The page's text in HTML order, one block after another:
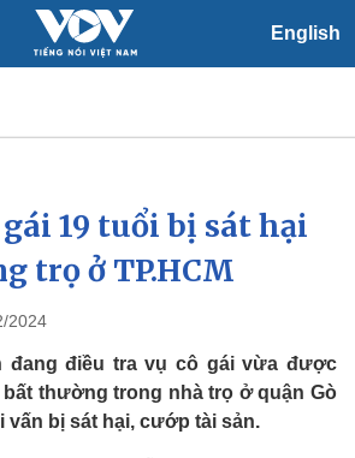
English
Xã hội
Tin 24h
Dự báo thời tiết
Việc làm
Biển đảo
19 tuổi bị sát hại
trọ ở TP.HCM
2024
đang điều tra vụ cô gái vừa được
thường trong nhà trọ ở quận Gò
vấn bị sát hại, cướp tài sản.